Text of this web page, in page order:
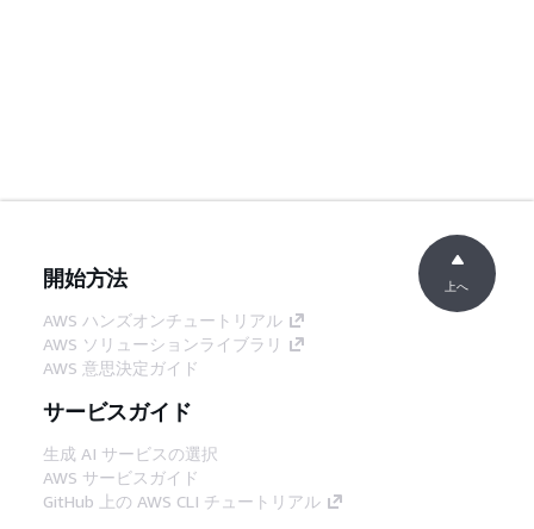
開始方法
AWS ハンズオンチュートリアル
AWS ソリューションライブラリ
AWS 意思決定ガイド
サービスガイド
生成 AI サービスの選択
AWS サービスガイド
GitHub 上の AWS CLI チュートリアル
上へ